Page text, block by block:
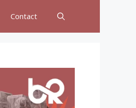
Contact